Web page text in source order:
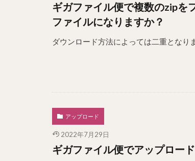
ギガファイル便で複数のzipを
ファイルになりますか？
ダウンロード方法によっては二重となり
アップロード
2022年7月29日
ギガファイル便でアップロー